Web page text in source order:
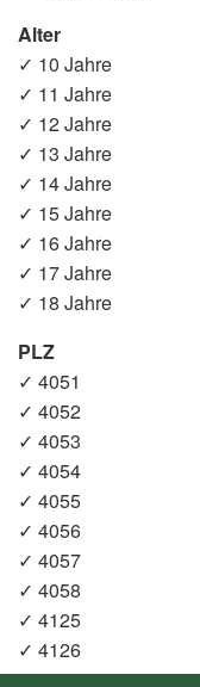
Alter
✓ 10 Jahre
✓ 11 Jahre
✓ 12 Jahre
✓ 13 Jahre
✓ 14 Jahre
✓ 15 Jahre
✓ 16 Jahre
✓ 17 Jahre
✓ 18 Jahre
PLZ
✓ 4051
✓ 4052
✓ 4053
✓ 4054
✓ 4055
✓ 4056
✓ 4057
✓ 4058
✓ 4125
✓ 4126